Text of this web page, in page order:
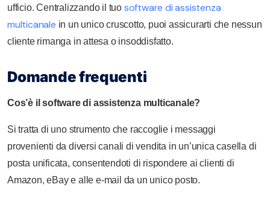
ufficio. Centralizzando il tuo software di assistenza
multicanale in un unico cruscotto, puoi assicurarti che nessun
cliente rimanga in attesa o insoddisfatto.
Domande frequenti
Cos’è il software di assistenza multicanale?
Si tratta di uno strumento che raccoglie i messaggi
provenienti da diversi canali di vendita in un’unica casella di
posta unificata, consentendoti di rispondere ai clienti di
Amazon, eBay e alle e-mail da un unico posto.